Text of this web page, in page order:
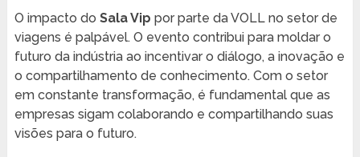
O impacto do Sala Vip por parte da VOLL no setor de
viagens é palpável. O evento contribui para moldar o
futuro da indústria ao incentivar o diálogo, a inovação e
o compartilhamento de conhecimento. Com o setor
em constante transformação, é fundamental que as
empresas sigam colaborando e compartilhando suas
visões para o futuro.